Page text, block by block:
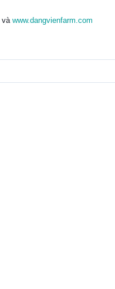
và www.dangvienfarm.com